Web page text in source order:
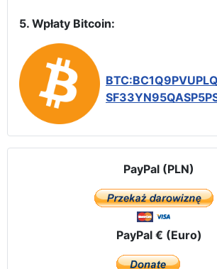
5. Wpłaty Bitcoin:
PayPal (PLN)
PayPal € (Euro)